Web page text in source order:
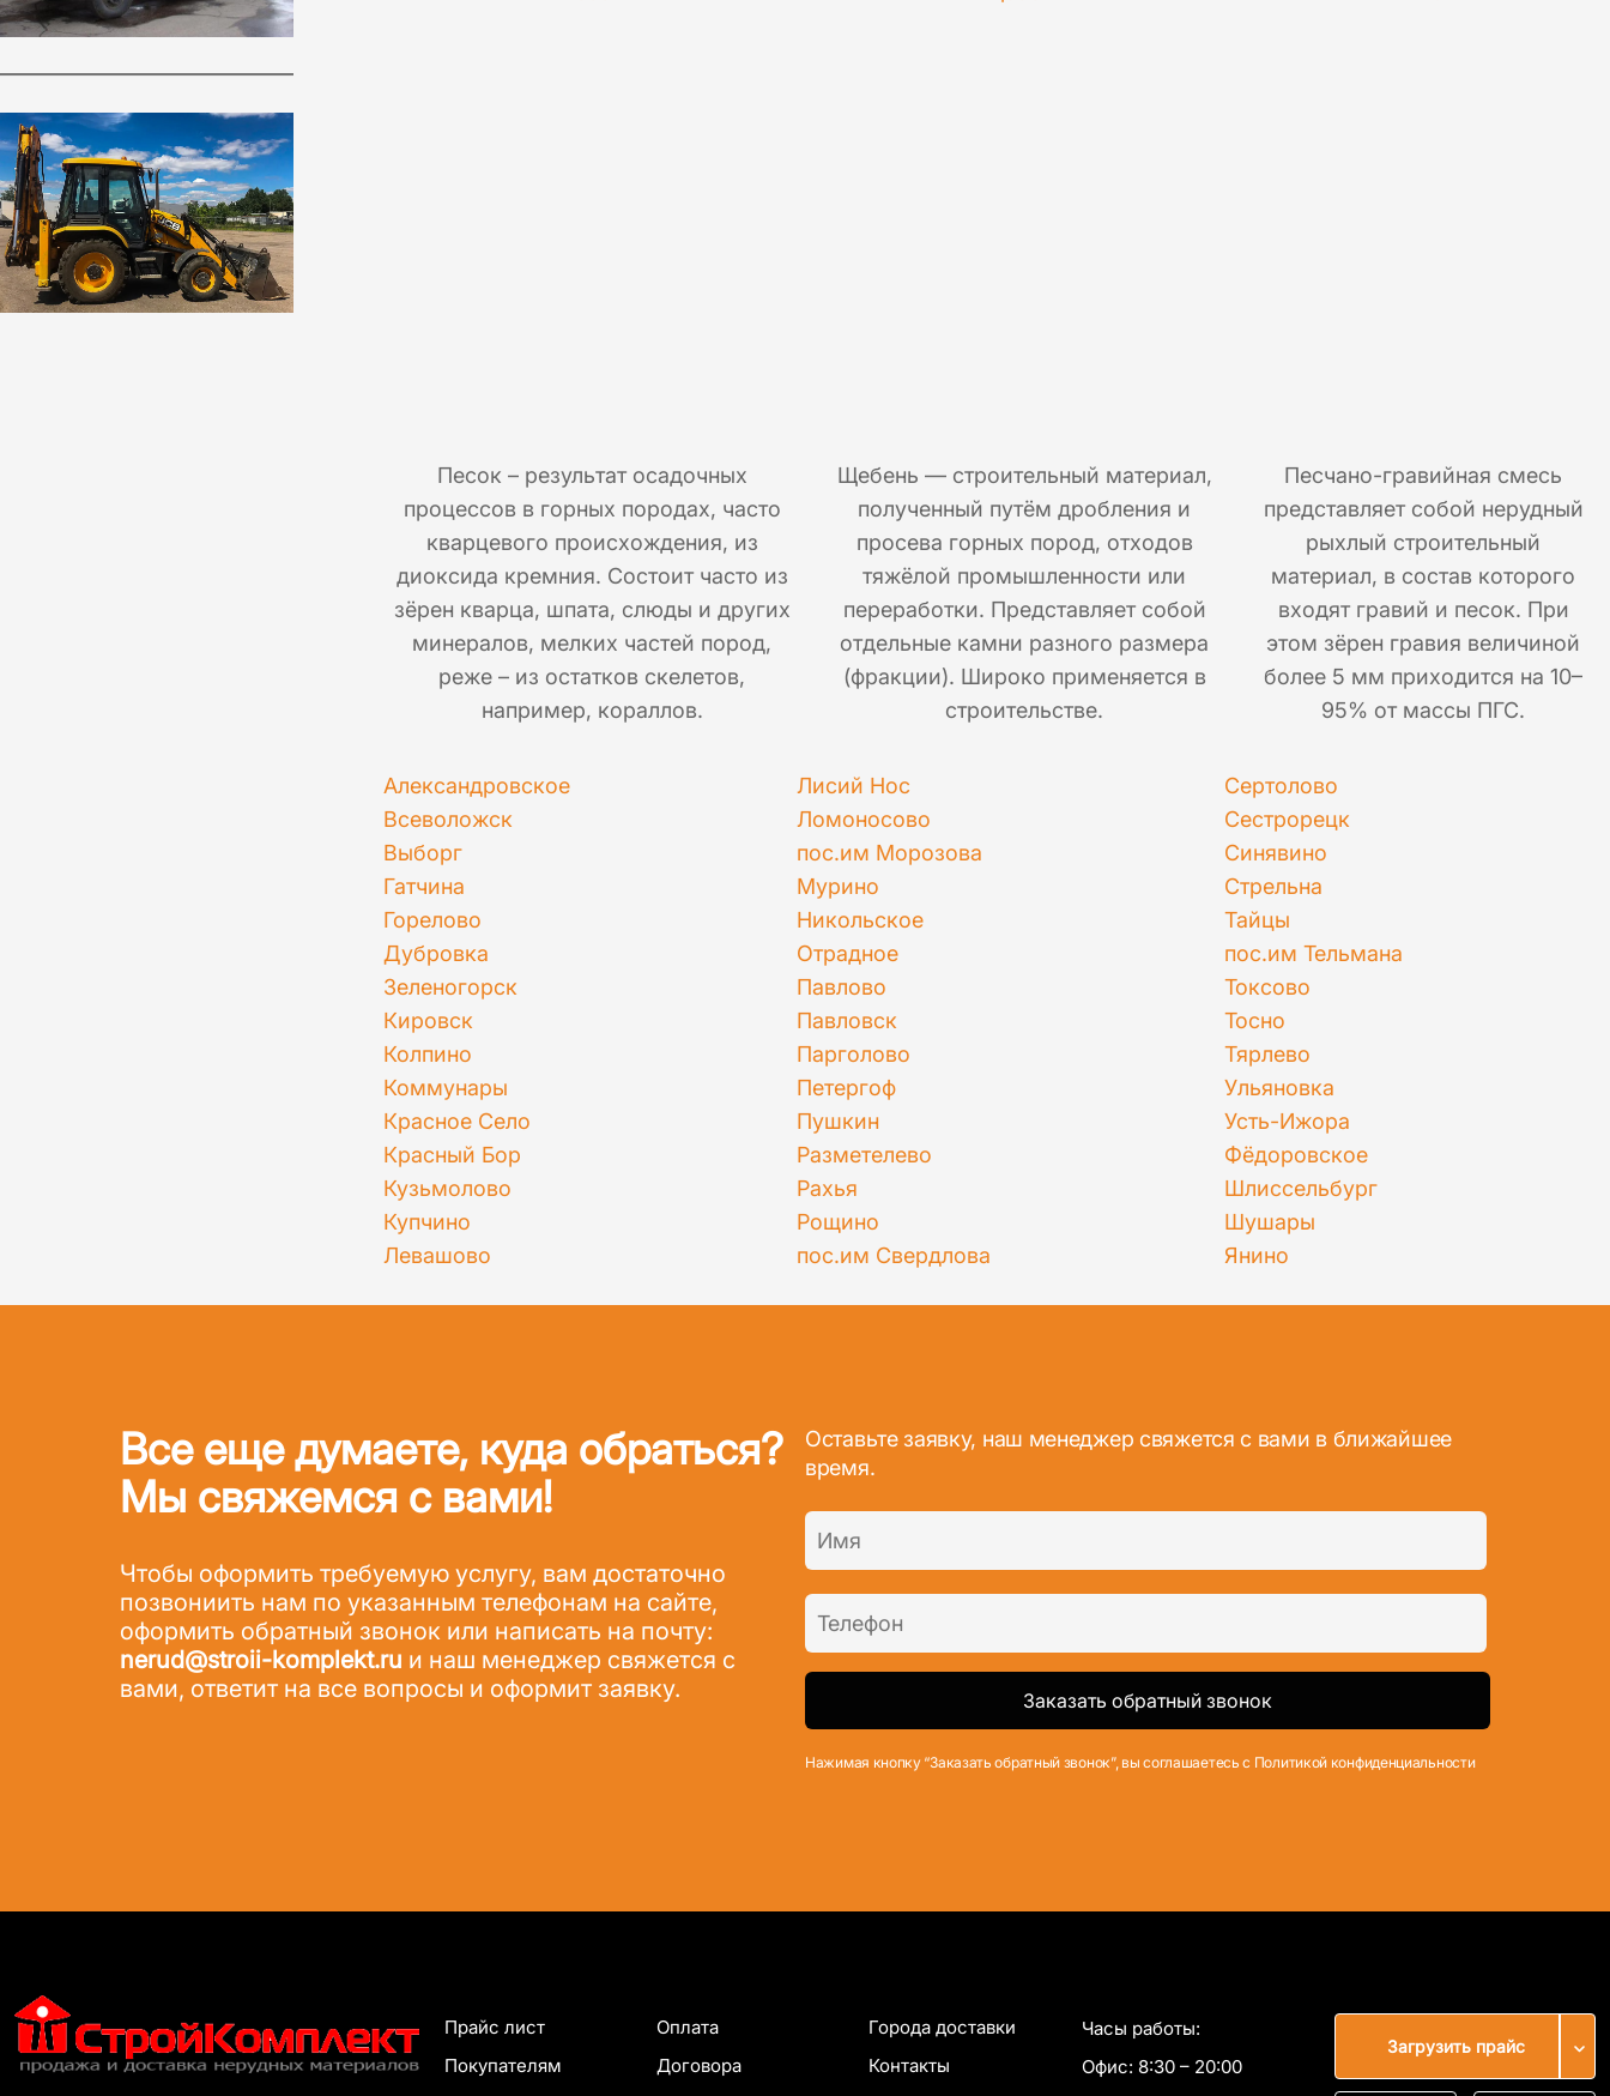
Песок – результат осадочных
процессов в горных породах, часто
кварцевого происхождения, из
диоксида кремния. Состоит часто из
зёрен кварца, шпата, слюды и других
минералов, мелких частей пород,
реже – из остатков скелетов,
например, кораллов.
Щебень — строительный материал,
полученный путём дробления и
просева горных пород, отходов
тяжёлой промышленности или
переработки. Представляет собой
отдельные камни разного размера
(фракции). Широко применяется в
строительстве.
Песчано-гравийная смесь
представляет собой нерудный
рыхлый строительный
материал, в состав которого
входят гравий и песок. При
этом зёрен гравия величиной
более 5 мм приходится на 10–
95% от массы ПГС.
Александровское Лисий Нос
Сертолово
Всеволожск
Ломоносово
Сестрорецк
Выборг
пос.им Морозова
Синявино
Гатчина
Мурино
Стрельна
Горелово
Никольское
Тайцы
Дубровка
Отрадное
пос.им Тельмана
Зеленогорск
Павлово
Токсово
Кировск
Павловск
Тосно
Колпино
Парголово
Тярлево
Коммунары
Петергоф
Ульяновка
Красное Село
Пушкин
Усть-Ижора
Красный Бор
Разметелево
Фёдоровское
Кузьмолово
Рахья
Шлиссельбург
Купчино
Рощино
Шушары
Левашово
пос.им Свердлова Янино
Все еще думаете, куда обраться?
Мы свяжемся с вами!
Чтобы оформить требуемую услугу, вам достаточно
позвониить нам по указанным телефонам на сайте,
оформить обратный звонок или написать на почту:
nerud@stroii-komplekt.ru и наш менеджер свяжется с
вами, ответит на все вопросы и оформит заявку.
Оставьте заявку, наш менеджер свяжется с вами в ближайшее
время.
Нажимая кнопку “Заказать обратный звонок”, вы соглашаетесь с Политикой конфиденциальности
Прайс лист Оплата
Города доставки
Покупателям
Договора
Контакты
Часы работы:
Офис: 8:30 – 20:00
Загрузить прайс